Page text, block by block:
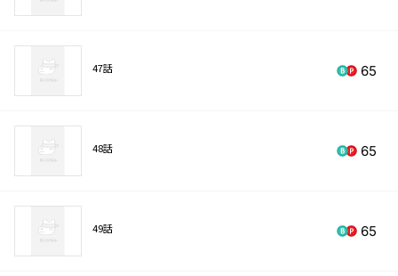
47話 65
48話 65
49話 65